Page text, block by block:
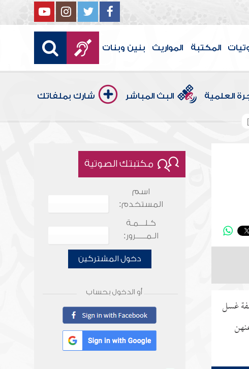
المكتبة المواريث بنين وبنات
العلمية البث المباشر شارك بملفاتك
غسل
مكتبتك الصوتية
اسم
المستخدم:
كـلـــمـة
الـمـــــرور:
دخول المشتركين
أو الدخول بحساب